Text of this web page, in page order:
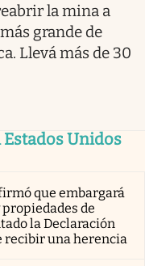
la mina a
grande de
Llevá más de 30
Estados Unidos
que embargará
de
la Declaración
recibir una herencia